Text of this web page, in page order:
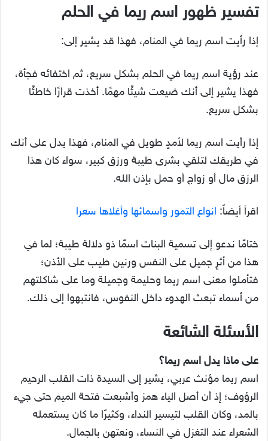
تفسير ظهور اسم ريما في الحلم
إذا رأيت اسم ريما في المنام، فهذا قد يشير إلى:
عند رؤية اسم ريما في الحلم بشكل سريع، ثم اختفائه فجأة،
فهذا يشير إلى أنك ضيعت شيئًا مهمًا. أخذت قرارًا خاطئًا
بشكل سريع.
إذا رأيت اسم ريما لأمدٍ طويل في المنام، فهذا يدل على أنك
في طريقك لتلقي بشرى طيبة ورزق كبير، سواء كان هذا
الرزق مال أو زواج أو حمل بإذن الله.
اقرأ أيضاً: انواع التمور واسمائها وأغلاها سعرا
ختامًا ندعو إلى تسمية البنات اسمًا ذو دلالة طيبة؛ لما في
هذا من أثرٍ جميل على النفس ورنين طيب على الأذن؛
فتأملوا معنى اسم ريما وحليمة وجميلة وما على شاكلتهم
من أسماء تبعث الهدوء داخل النفوس، فانتبهوا إلى ذلك.
الأسئلة الشائعة
على ماذا يدل اسم ريما؟
اسم ريما مؤنث عربي، يشير إلى السيدة ذات القلب الرحيم
الرؤوف؛ إذ أن أصل الياء همز وأشبعت فتحة الميم حتى جيء
بالمد، وكان القلب لتيسير النداء، وكثيرًا ما كان يستعمله
الشعراء عند التغزل في النساء، ونعتهن بالجمال.